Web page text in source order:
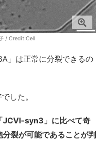
/ Credit:Cell
」は正常に分裂できるの
した。
JCVI-syn3」に比べて奇
裂が可能であることが判